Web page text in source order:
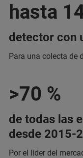
hasta
detector con
Para una colecta de
>70 %
de todas las
desde 2015-
Por el líder del